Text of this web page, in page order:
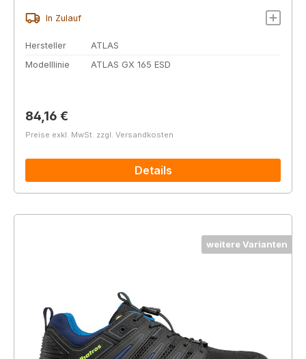
In Zulauf
Hersteller
ATLAS
Modelllinie
ATLAS GX 165 ESD
Regulärer Preis:
84,16 €
Preise exkl. MwSt. zzgl. Versandkosten
Details
weitere Varianten